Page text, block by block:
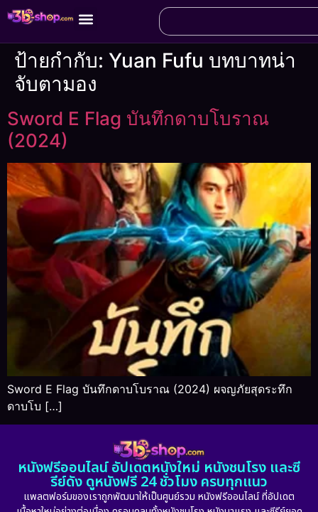
ป้ายกำกับ: Yuan Fufu บทบาทน่า
จับตามอง
Sword E Flag บันทึกดาบโบราณ
(2024)
Sword E Flag บันทึกดาบโบราณ (2024) ผจญภัยสุดระทึก
ดาบโบ […]
หนังฟรีออนไลน์ อัปเดตหนังใหม่ หนังชนโรง และซี
รีย์ดัง ดูหนังฟรี 24 ชั่วโมง ครบทุกแนว
แพลตฟอร์มของเราถูกพัฒนาให้เป็นศูนย์รวม หนังฟรีออนไลน์ ที่อัปเดต